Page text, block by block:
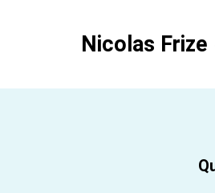
Nicolas Frize